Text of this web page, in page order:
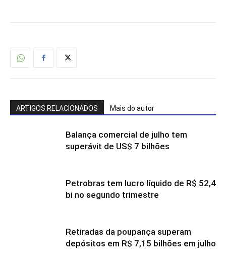
ARTIGOS RELACIONADOS Mais do autor
Balança comercial de julho tem
superávit de US$ 7 bilhões
Petrobras tem lucro líquido de R$ 52,4
bi no segundo trimestre
Retiradas da poupança superam
depósitos em R$ 7,15 bilhões em julho